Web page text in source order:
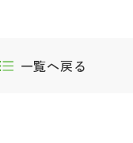
一覧へ戻る